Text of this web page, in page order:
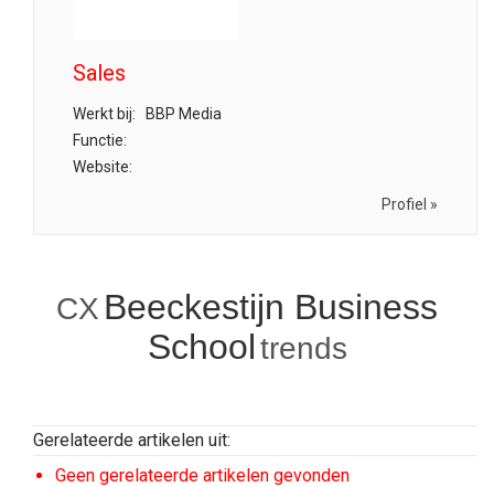
Sales
Werkt bij:
BBP Media
Functie:
Website:
Profiel »
CX Beeckestijn Business
Schooltrends
Gerelateerde artikelen uit:
Geen gerelateerde artikelen gevonden